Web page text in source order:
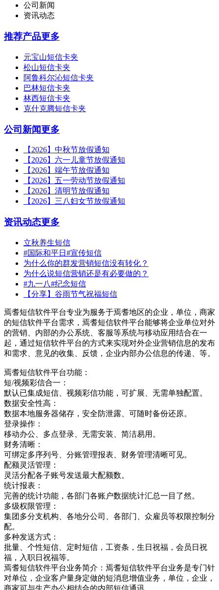
公司新闻
资讯动态
推荐产品更多
元宝山短信卡夹
松山短信卡夹
阿鲁科尔沁短信卡夹
巴林短信卡夹
林西短信卡夹
克什克腾短信卡夹
公司新闻更多
【2026】中秋节放假通知
【2026】六一儿童节放假通知
【2026】端午节放假通知
【2026】五一劳动节放假通知
【2026】清明节放假通知
【2026】三八妇女节放假通知
资讯动态更多
立秋养生短信
#国际和平日#宣传短信
为什么你的群发营销短信没有转化？
为什么说短信营销还是有必要做的？
#九一八#纪念短信
【分享】谷雨节气祝福短信
焉耆短信软件平台专业为服务于焉耆地区的企业，单位，商家
的短信软件平台需求，焉耆短信软件平台能够将企业单位对外
的营销、内部的办公系统、客服等系统与移动应用结合在一
起，通过短信软件平台的方式来实现对外企业营销信息的发布
和需求、意见的收集、反馈，企业内部办公信息的传递、等。
焉耆短信软件平台功能：
短/视频彩信合一：
默认已集成短信、视频彩信功能，可扩展、无需单独配置。
数据安全性高：
数据本地服务器储存，安全防泄露、可随时备份还原。
登录操作：
移动办公、多点登录、无需安装、简洁易用。
财务清晰：
可绑定多序列号、分账管理报表、财务管理清晰可见。
配额灵活管理：
灵活分配各子账号发送最大配额数。
统计报表：
完善的统计功能，各部门各账户数据统计汇总一目了然。
多级权限管理：
集团多分支机构、各地分公司、各部门、众雇员等权限控制分
配。
多种发送方式：
批量、个性短信、定时短信，工资条，生日祝福，会员日祝
福，入职日祝福等。
焉耆短信软件平台业务简介：焉耆短信软件平台业务是专门针
对单位，企业客户量身定做的短消息增值业务，单位，企业，
商家可与生产办公相结合的内部短信通讯，